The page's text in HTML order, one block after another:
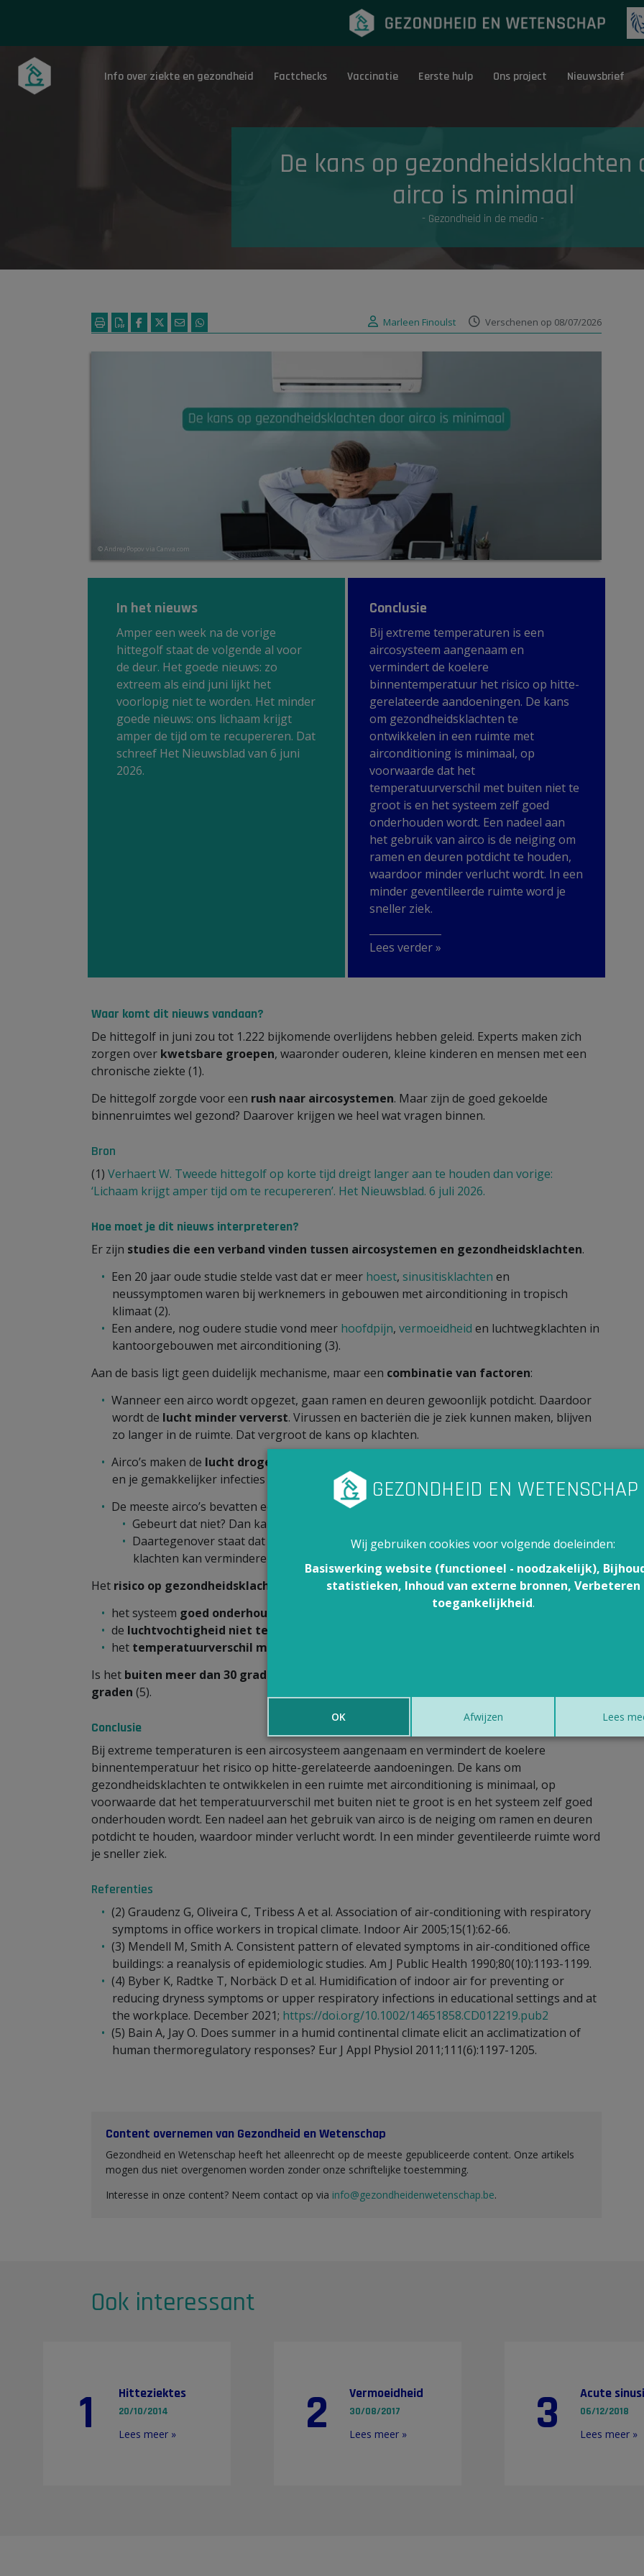
Onderwerpen Eerste hulp
Info over ziekte en gezondheid Factchecks Vaccinatie Eerste hulp Ons project Nieuwsbrief
De kans op gezondheidsklachten
airco is minimaal
- Gezondheid in de media -
Marleen Finoulst Verschenen op 08/07/2026
© AndreyPopov via Canva.com
In het nieuws
Amper een week na de vorige
hittegolf staat de volgende al voor
de deur. Het goede nieuws: zo
extreem als eind juni lijkt het
voorlopig niet te worden. Het minder
goede nieuws: ons lichaam krijgt
amper de tijd om te recupereren. Dat
schreef Het Nieuwsblad van 6 juni
2026.
Conclusie
Bij extreme temperaturen is een
aircosysteem aangenaam en
vermindert de koelere
binnentemperatuur het risico op hitte-
gerelateerde aandoeningen. De kans
om gezondheidsklachten te
ontwikkelen in een ruimte met
airconditioning is minimaal, op
voorwaarde dat het
temperatuurverschil met buiten niet te
groot is en het systeem zelf goed
onderhouden wordt. Een nadeel aan
het gebruik van airco is de neiging om
ramen en deuren potdicht te houden,
waardoor minder verlucht wordt. In een
minder geventileerde ruimte word je
sneller ziek.
Lees verder »
Waar komt dit nieuws vandaan?
De hittegolf in juni zou tot 1.222 bijkomende overlijdens hebben geleid. Experts maken zich
zorgen over kwetsbare groepen, waaronder ouderen, kleine kinderen en mensen met een
chronische ziekte (1).
De hittegolf zorgde voor een rush naar aircosystemen. Maar zijn de goed gekoelde
binnenruimtes wel gezond? Daarover krijgen we heel wat vragen binnen.
Bron
(1) Verhaert W. Tweede hittegolf op korte tijd dreigt langer aan te houden dan vorige:
‘Lichaam krijgt amper tijd om te recupereren’. Het Nieuwsblad. 6 juli 2026.
Hoe moet je dit nieuws interpreteren?
Er zijn studies die een verband vinden tussen aircosystemen en gezondheidsklachten.
Een 20 jaar oude studie stelde vast dat er meer hoest, sinusitisklachten en
neussymptomen waren bij werknemers in gebouwen met airconditioning in tropisch
klimaat (2).
Een andere, nog oudere studie vond meer hoofdpijn, vermoeidheid en luchtwegklachten in
kantoorgebouwen met airconditioning (3).
Aan de basis ligt geen duidelijk mechanisme, maar een combinatie van factoren:
Wanneer een airco wordt opgezet, gaan ramen en deuren gewoonlijk potdicht. Daardoor
wordt de lucht minder ververst. Virussen en bacteriën die je ziek kunnen maken, blijven
zo langer in de ruimte. Dat vergroot de kans op klachten.
Airco’s maken de lucht droger
en je gemakkelijker infecties krijgt (4).
De meeste airco’s bevatten een
en die vraagt het nodige
Gebeurt dat niet? Dan kan zo’n systeem ziekmakende microben rondblazen.
Daartegenover staat dat een goed onderhouden filtersysteem ook de kans op
klachten kan verminderen door bijvoorbeeld irriterende stoffen tegen te houden.
Het risico op gezondheidsklachten is al bij al zeer beperkt tot onbestaandeals:
het systeem goed onderhouden
de luchtvochtigheid niet te laag
het temperatuurverschil met de hitte buiten niet te groot
Is het buiten meer dan 30 graden
graden (5).
Conclusie
Bij extreme temperaturen is een aircosysteem aangenaam en vermindert de koelere
binnentemperatuur het risico op hitte-gerelateerde aandoeningen. De kans om
gezondheidsklachten te ontwikkelen in een ruimte met airconditioning is minimaal, op
voorwaarde dat het temperatuurverschil met buiten niet te groot is en het systeem zelf goed
onderhouden wordt. Een nadeel aan het gebruik van airco is de neiging om ramen en deuren
potdicht te houden, waardoor minder verlucht wordt. In een minder geventileerde ruimte word
je sneller ziek.
Referenties
(2) Graudenz G, Oliveira C, Tribess A et al. Association of air-conditioning with respiratory
symptoms in office workers in tropical climate. Indoor Air 2005;15(1):62-66.
(3) Mendell M, Smith A. Consistent pattern of elevated symptoms in air-conditioned office
buildings: a reanalysis of epidemiologic studies. Am J Public Health 1990;80(10):1193-1199.
(4) Byber K, Radtke T, Norbäck D et al. Humidification of indoor air for preventing or
reducing dryness symptoms or upper respiratory infections in educational settings and at
the workplace. December 2021; https://doi.org/10.1002/14651858.CD012219.pub2
(5) Bain A, Jay O. Does summer in a humid continental climate elicit an acclimatization of
human thermoregulatory responses? Eur J Appl Physiol 2011;111(6):1197-1205.
Content overnemen van Gezondheid en Wetenschap
Gezondheid en Wetenschap heeft het alleenrecht op de meeste gepubliceerde content. Onze artikels
mogen dus niet overgenomen worden zonder onze schriftelijke toestemming.
Interesse in onze content? Neem contact op via info@gezondheidenwetenschap.be.
Ook interessant
1 Hitteziektes
20/10/2014
Lees meer » 2 Vermoeidheid
30/08/2017
Lees meer » 3 Acute
06/12/2018
Lees meer »
Wij gebruiken cookies voor volgende doeleinden:
Basiswerking website (functioneel - noodzakelijk),
statistieken, Inhoud van externe bronnen, Verbeteren
toegankelijkheid.
OK Afwijzen Lees